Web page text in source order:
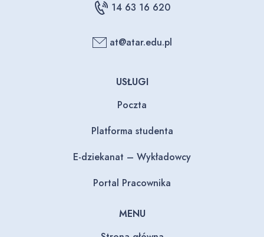
14 63 16 620
at@atar.edu.pl
USŁUGI
Poczta
Platforma studenta
E-dziekanat – Wykładowcy
Portal Pracownika
MENU